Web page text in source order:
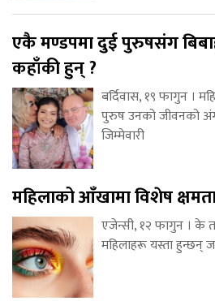
एकै मण्डपमा दुई पुरुषसंग
कहाँकी हुन् ?
बर्दिवास, १९ फागुन ।
पुरुष उनको जीवनको अंग
जिम्मेवारी
महिलाको आँखामा विशेष
एजेन्सी, १२ फागुन । के
महिलाहरू यस्ता हुन्छन्